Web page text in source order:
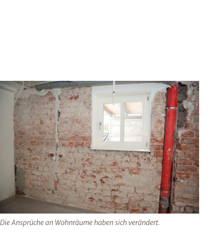
Die Ansprüche an Wohnräume haben sich verändert.